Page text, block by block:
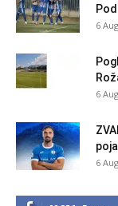
6
6
6